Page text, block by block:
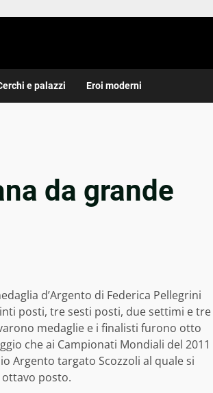
e palazzi Eroi moderni
da grande
d’Argento di Federica Pellegrini
posti, tre sesti posti, due settimi e tre
medaglie e i finalisti furono otto
che ai Campionati Mondiali del 2011
Argento targato Scozzoli al quale si
posto.